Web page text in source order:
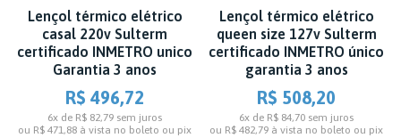
Lençol térmico elétrico
casal 220v Sulterm
certificado INMETRO unico
Garantia 3 anos
R$ 496,72
6x de R$ 82,79 sem juros
ou R$ 471,88 à vista no boleto ou pix
Lençol térmico elétrico
queen size 127v Sulterm
certificado INMETRO único
garantia 3 anos
R$ 508,20
6x de R$ 84,70 sem juros
ou R$ 482,79 à vista no boleto ou pix